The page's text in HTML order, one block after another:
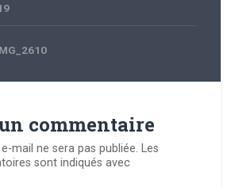
commentaire
mail ne sera pas publiée. Les
sont indiqués avec